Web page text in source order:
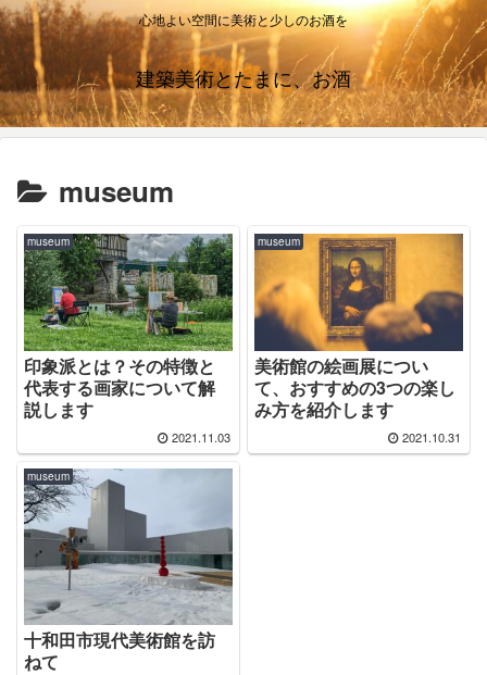
心地よい空間に美術と少しのお酒を
建築美術とたまに、お酒
museum
museum
印象派とは？その特徴と
代表する画家について解
説します
2021.11.03
museum
美術館の絵画展につい
て、おすすめの3つの楽し
み方を紹介します
2021.10.31
museum
十和田市現代美術館を訪
ねて